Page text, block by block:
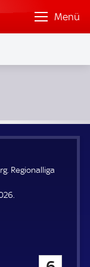
Menü
Regionalliga